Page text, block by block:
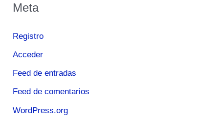
Meta
Registro
Acceder
Feed de entradas
Feed de comentarios
WordPress.org